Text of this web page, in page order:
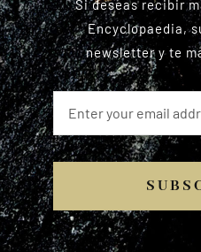
Si deseas recibir
Encyclopaedia,
newsletter y te